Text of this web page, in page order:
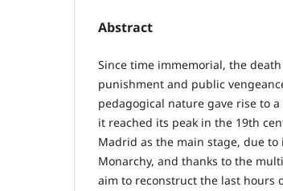
Abstract
Since time immemorial, the
punishment and public
pedagogical nature gave rise to
it reached its peak in the 19th
Madrid as the main stage, due
Monarchy, and thanks to the
aim to reconstruct the last hours